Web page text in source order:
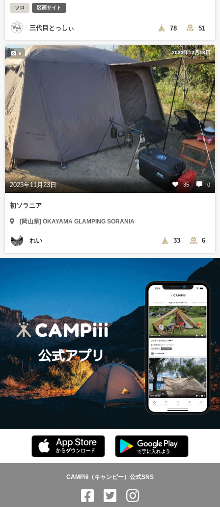
ソロ 区画サイト
三代目とっしぃ 78 51
2023年12月18日
2023年11月23日 35 0
9
初ソラニア
[岡山県] OKAYAMA GLAMPING SORANIA
れい 33 6
CAMPiii（キャンピー）公式SNS